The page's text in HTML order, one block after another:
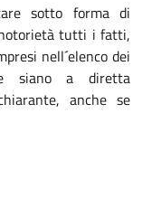
sotto forma di
tutti i fatti,
nell´elenco dei
siano a diretta
anche se